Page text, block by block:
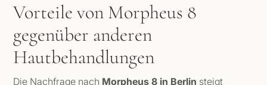
Vorteile von Morpheus 8
gegenüber anderen
Hautbehandlungen
Die Nachfrage nach Morpheus 8 in Berlin steigt